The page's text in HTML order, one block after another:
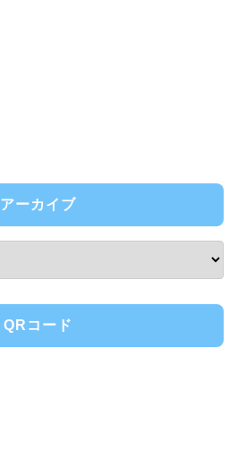
アーカイブ
QRコード